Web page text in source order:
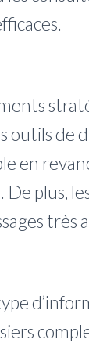
outils de
en
plus,
très